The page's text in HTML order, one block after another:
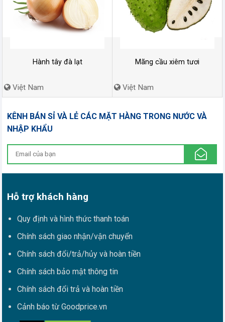
Hành tây đà lạt
Việt Nam
Mãng cầu xiêm tươi
Việt Nam
KÊNH BÁN SỈ VÀ LẺ CÁC MẶT HÀNG TRONG NƯỚC VÀ
NHẬP KHẨU
Hỗ trợ khách hàng
Quy định và hình thức thanh toán
Chính sách giao nhận/vận chuyển
Chính sách đổi/trả/hủy và hoàn tiền
Chính sách bảo mật thông tin
Chính sách đổi trả và hoàn tiền
Cảnh báo từ Goodprice.vn